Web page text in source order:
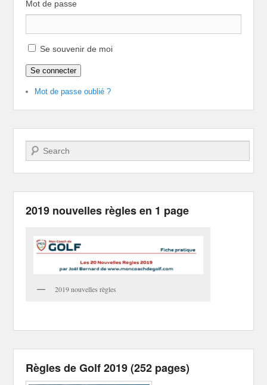
Mot de passe
Se souvenir de moi
Se connecter
Mot de passe oublié ?
Recherche
2019 nouvelles règles en 1 page
2019 nouvelles règles
Règles de Golf 2019 (252 pages)